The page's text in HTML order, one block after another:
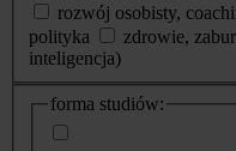
rozwój osobisty,
polityka
zdrowie,
inteligencja)
dodatkowe
informacje
forma studiów: